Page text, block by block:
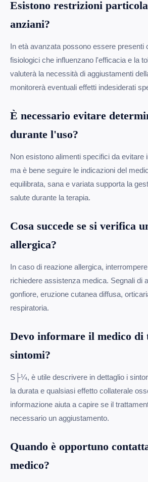
Esistono restrizioni
anziani?
In età avanzata possono essere presenti
fisiologici che influenzano l'efficacia e la
valuterà la necessità di aggiustamenti
monitorerà eventuali effetti indesiderati
È necessario evitare
durante l'uso?
Non esistono alimenti specifici da evitare
ma è bene seguire le indicazioni del
equilibrata, sana e variata supporta la
salute durante la terapia.
Cosa succede se si verifica
allergica?
In caso di reazione allergica,
richiedere assistenza medica. Segnali di
gonfiore, eruzione cutanea diffusa,
respiratoria.
Devo informare il medico
sintomi?
S├¼, è utile descrivere in dettaglio i
la durata e qualsiasi effetto collaterale
informazione aiuta a capire se il
necessario un aggiustamento.
Quando è opportuno
medico?